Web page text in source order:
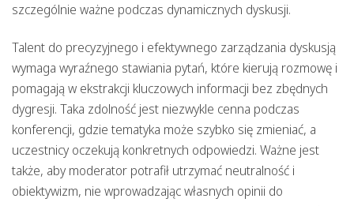
szczególnie ważne podczas dynamicznych dyskusji.
Talent do precyzyjnego i efektywnego zarządzania dyskusją
wymaga wyraźnego stawiania pytań, które kierują rozmowę i
pomagają w ekstrakcji kluczowych informacji bez zbędnych
dygresji. Taka zdolność jest niezwykle cenna podczas
konferencji, gdzie tematyka może szybko się zmieniać, a
uczestnicy oczekują konkretnych odpowiedzi. Ważne jest
także, aby moderator potrafił utrzymać neutralność i
obiektywizm, nie wprowadzając własnych opinii do